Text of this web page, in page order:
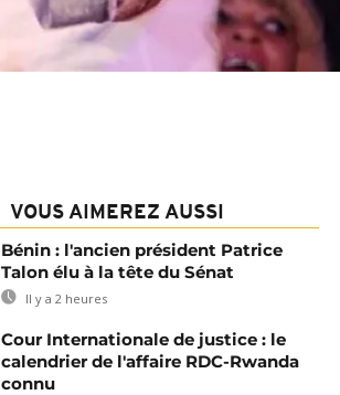
VOUS AIMEREZ AUSSI
Bénin : l'ancien président Patrice
Talon élu à la tête du Sénat
Il y a 2 heures
Cour Internationale de justice : le
calendrier de l'affaire RDC-Rwanda
connu